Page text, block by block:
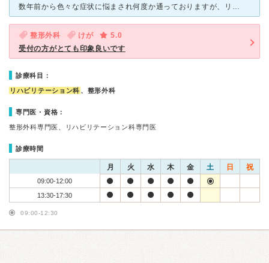
数年前から色々な症状に悩まされ何度か通っておりますが、リハビリ科の先生方も丁寧・親切でリハビリ後は数日快適に過ごせます。中々通うことが出来ずですが、手根幹症候群の症状も軽くなりとても助かっております。
整形外科 けが
5.0
受付の方がとても印象良いです
診療科目：
リハビリテーション科 、整形外科
専門医・資格：
整形外科専門医、リハビリテーション科専門医
診療時間
月 火 水 木 金 土 日 祝
09:00-12:00
13:30-17:30
09:00-12:30